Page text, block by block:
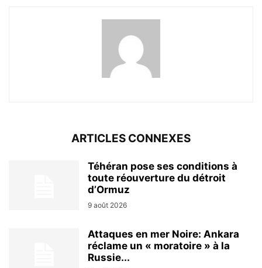
ARTICLES CONNEXES
Téhéran pose ses conditions à
toute réouverture du détroit
d’Ormuz
9 août 2026
Attaques en mer Noire: Ankara
réclame un « moratoire » à la
Russie...